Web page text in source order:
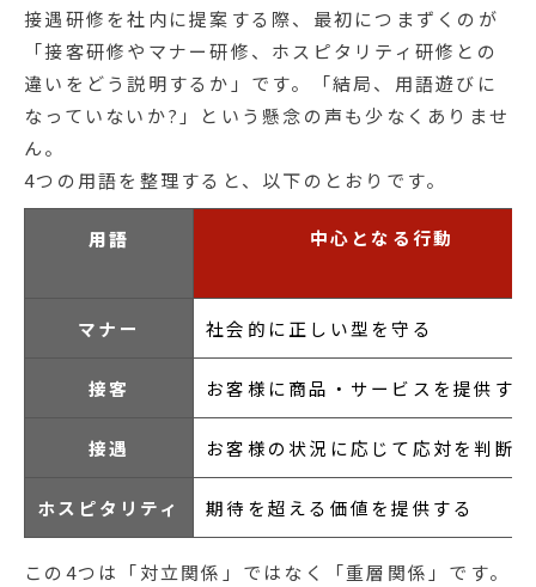
接遇研修を社内に提案する際、最初につまずくのが
「接客研修やマナー研修、ホスピタリティ研修との
違いをどう説明するか」です。「結局、用語遊びに
なっていないか?」という懸念の声も少なくありませ
ん。
4つの用語を整理すると、以下のとおりです。
用語 中心となる行動
マナー 社会的に正しい型を守る
接客 お客様に商品・サービスを提供する
接遇 お客様の状況に応じて応対を判断
ホスピタリティ 期待を超える価値を提供する
この4つは「対立関係」ではなく「重層関係」です。